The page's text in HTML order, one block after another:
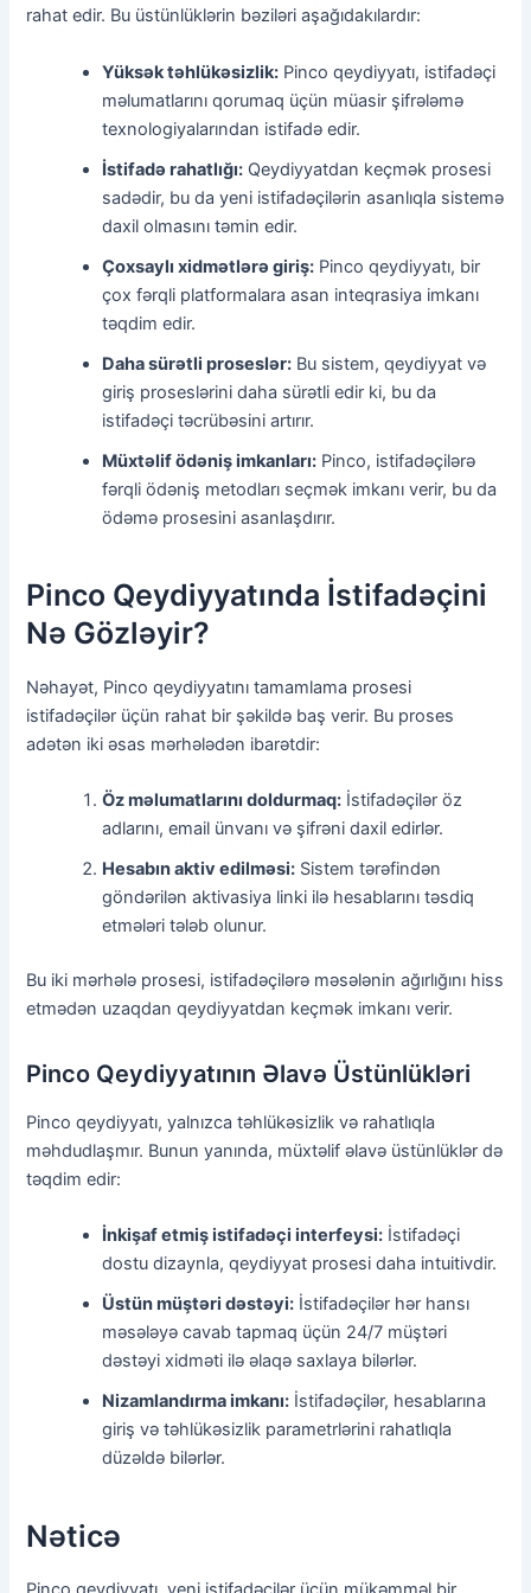
rahat edir. Bu üstünlüklərin bəziləri aşağıdakılardır:
Yüksək təhlükəsizlik: Pinco qeydiyyatı, istifadəçi
məlumatlarını qorumaq üçün müasir şifrələmə
texnologiyalarından istifadə edir.
İstifadə rahatlığı: Qeydiyyatdan keçmək prosesi
sadədir, bu da yeni istifadəçilərin asanlıqla sistemə
daxil olmasını təmin edir.
Çoxsaylı xidmətlərə giriş: Pinco qeydiyyatı, bir
çox fərqli platformalara asan inteqrasiya imkanı
təqdim edir.
Daha sürətli proseslər: Bu sistem, qeydiyyat və
giriş proseslərini daha sürətli edir ki, bu da
istifadəçi təcrübəsini artırır.
Müxtəlif ödəniş imkanları: Pinco, istifadəçilərə
fərqli ödəniş metodları seçmək imkanı verir, bu da
ödəmə prosesini asanlaşdırır.
Pinco Qeydiyyatında İstifadəçini
Nə Gözləyir?
Nəhayət, Pinco qeydiyyatını tamamlama prosesi
istifadəçilər üçün rahat bir şəkildə baş verir. Bu proses
adətən iki əsas mərhələdən ibarətdir:
Öz məlumatlarını doldurmaq: İstifadəçilər öz
adlarını, email ünvanı və şifrəni daxil edirlər.
Hesabın aktiv edilməsi: Sistem tərəfindən
göndərilən aktivasiya linki ilə hesablarını təsdiq
etmələri tələb olunur.
Bu iki mərhələ prosesi, istifadəçilərə məsələnin ağırlığını hiss
etmədən uzaqdan qeydiyyatdan keçmək imkanı verir.
Pinco Qeydiyyatının Əlavə Üstünlükləri
Pinco qeydiyyatı, yalnızca təhlükəsizlik və rahatlıqla
məhdudlaşmır. Bunun yanında, müxtəlif əlavə üstünlüklər də
təqdim edir:
İnkişaf etmiş istifadəçi interfeysi: İstifadəçi
dostu dizaynla, qeydiyyat prosesi daha intuitivdir.
Üstün müştəri dəstəyi: İstifadəçilər hər hansı
məsələyə cavab tapmaq üçün 24/7 müştəri
dəstəyi xidməti ilə əlaqə saxlaya bilərlər.
Nizamlandırma imkanı: İstifadəçilər, hesablarına
giriş və təhlükəsizlik parametrlərini rahatlıqla
düzəldə bilərlər.
Nəticə